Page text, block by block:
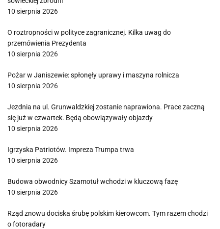
10 sierpnia 2026
O roztropności w polityce zagranicznej. Kilka uwag do
przemówienia Prezydenta
10 sierpnia 2026
Pożar w Janiszewie: spłonęły uprawy i maszyna rolnicza
10 sierpnia 2026
Jezdnia na ul. Grunwaldzkiej zostanie naprawiona. Prace zaczną
się już w czwartek. Będą obowiązywały objazdy
10 sierpnia 2026
Igrzyska Patriotów. Impreza Trumpa trwa
10 sierpnia 2026
Budowa obwodnicy Szamotuł wchodzi w kluczową fazę
10 sierpnia 2026
Rząd znowu dociska śrubę polskim kierowcom. Tym razem chodzi
o fotoradary